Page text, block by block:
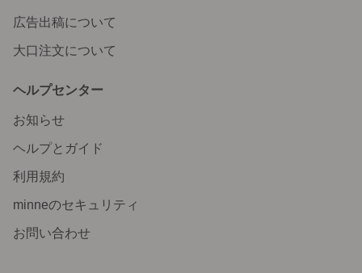
広告出稿について
大口注文について
ヘルプセンター
お知らせ
ヘルプとガイド
利用規約
minneのセキュリティ
お問い合わせ